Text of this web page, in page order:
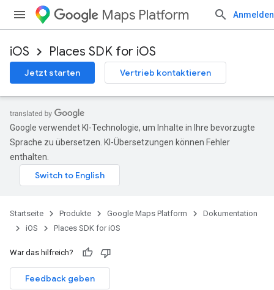
Maps Platform Anmelden
iOS Places SDK for iOS
Jetzt starten Vertrieb kontaktieren
Google verwendet KI-Technologie, um Inhalte in Ihre bevorzugte
Sprache zu übersetzen. KI-Übersetzungen können Fehler
enthalten.
Startseite Produkte Google Maps Platform
Dokumentation
iOS
Places SDK for iOS
War das hilfreich?
Feedback geben